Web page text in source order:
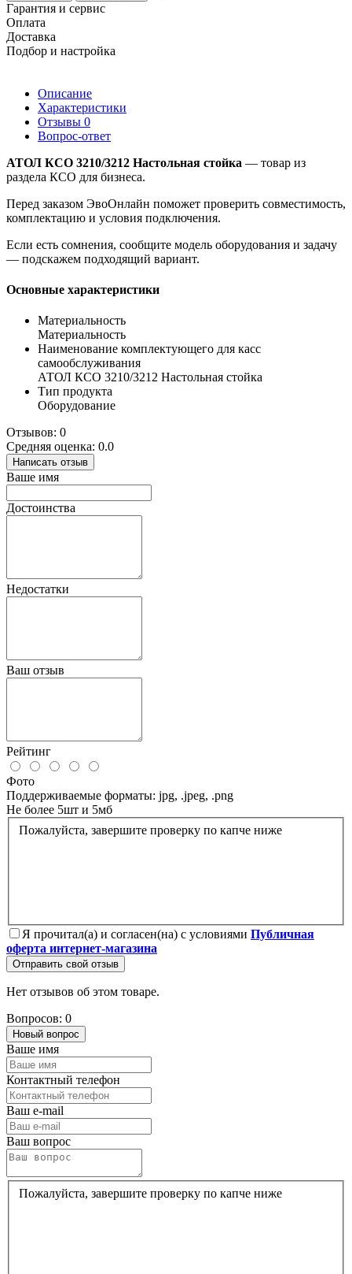
Гарантия и сервис
Оплата
Доставка
Подбор и настройка
Описание
Характеристики
Отзывы 0
Вопрос-ответ
АТОЛ КСО 3210/3212 Настольная стойка — товар из
раздела КСО для бизнеса.
Перед заказом ЭвоОнлайн поможет проверить совместимость,
комплектацию и условия подключения.
Если есть сомнения, сообщите модель оборудования и задачу
— подскажем подходящий вариант.
Основные характеристики
Материальность
Материальность
Наименование комплектующего для касс
самообслуживания
АТОЛ КСО 3210/3212 Настольная стойка
Тип продукта
Оборудование
Отзывов: 0
Средняя оценка: 0.0
Написать отзыв
Ваше имя
Достоинства
Недостатки
Ваш отзыв
Рейтинг
Фото
Поддерживаемые форматы: jpg, .jpeg, .png
Не более 5шт и 5мб
Пожалуйста, завершите проверку по капче ниже
Я прочитал(а) и согласен(на) с условиями Публичная
оферта интернет-магазина
Отправить свой отзыв
Нет отзывов об этом товаре.
Вопросов: 0
Новый вопрос
Ваше имя
Контактный телефон
Ваш e-mail
Ваш вопрос
Пожалуйста, завершите проверку по капче ниже